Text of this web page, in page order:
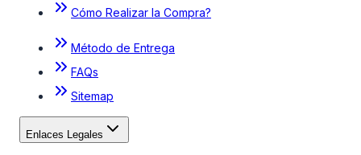
Cómo Realizar la Compra?
Método de Entrega
FAQs
Sitemap
Enlaces Legales